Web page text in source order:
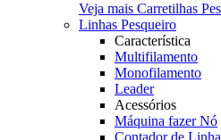
Veja mais Carretilhas
Linhas Pesqueiro
Característica
Multifilamento
Monofilamento
Leader
Acessórios
Máquina fazer Nó
Contador de